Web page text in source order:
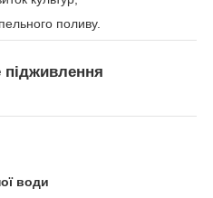
поливу.
підживлення
води